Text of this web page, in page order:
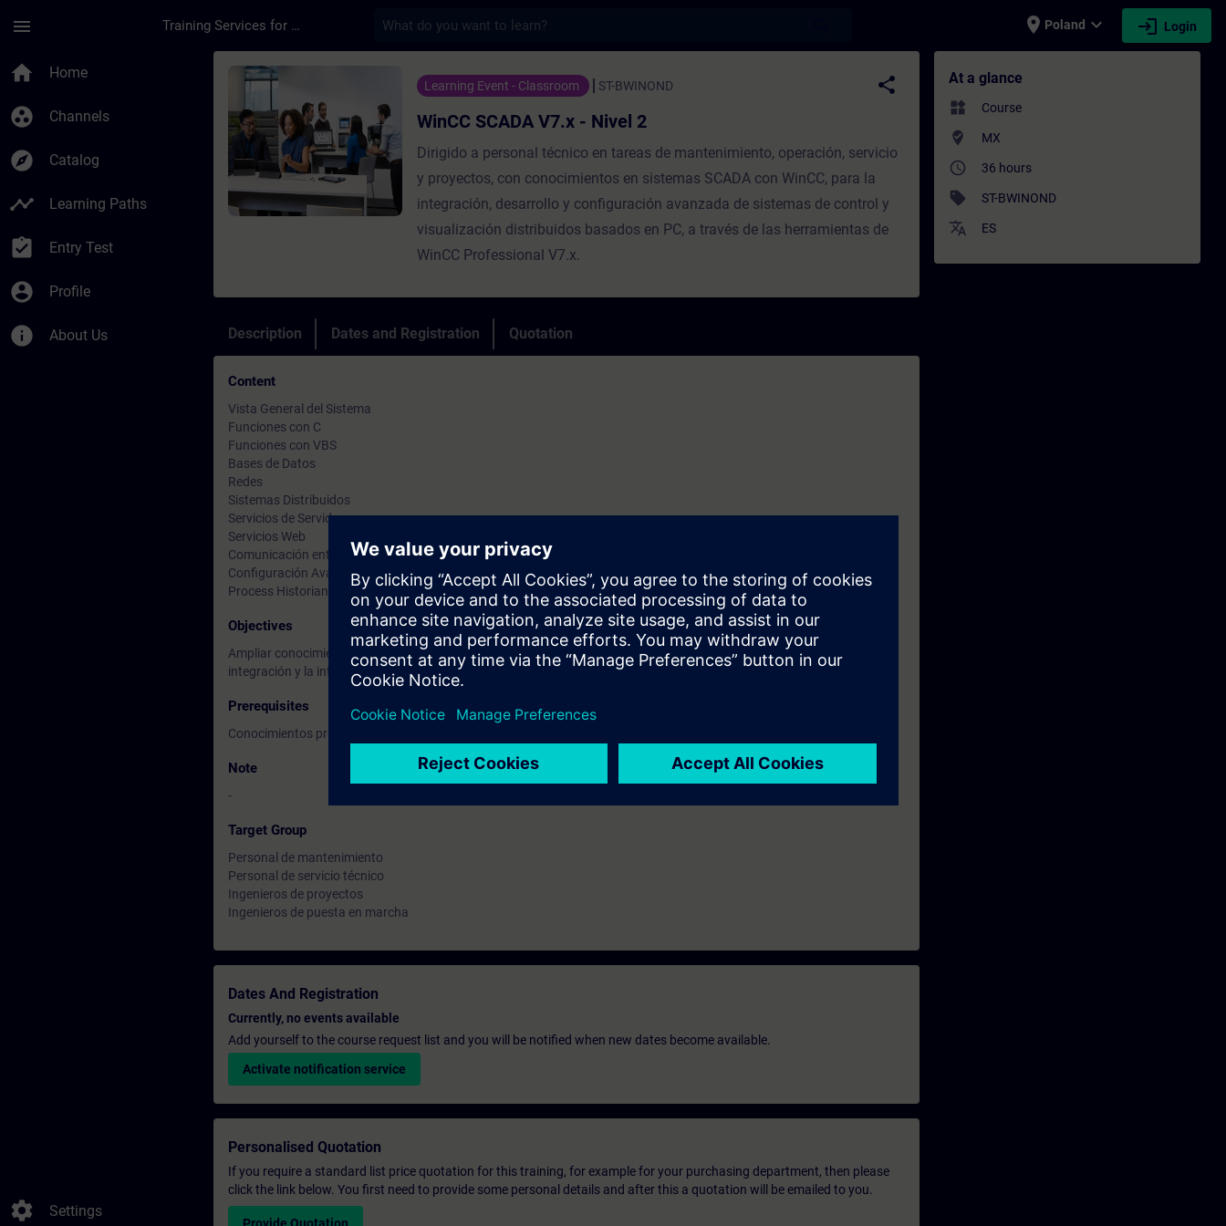
menu Training Services for Digital Industries place Poland expand_more login Login
home Home
group_work Channels
explore Catalog
timeline Learning Paths
assignment_turned_in Entry Test
account_circle Profile
info About Us
settings Settings
Course - WinCC SCADA V7.x - Nivel 2 - Training - Training - Professional development | SITRAIN
Learning Event - Classroom ST-BWINOND
share
WinCC SCADA V7.x - Nivel 2
Dirigido a personal técnico en tareas de mantenimiento, operación, servicio
y proyectos, con conocimientos en sistemas SCADA con WinCC, para la
integración, desarrollo y configuración avanzada de sistemas de control y
visualización distribuidos basados en PC, a través de las herramientas de
WinCC Professional V7.x.
Description Dates and Registration Quotation
Content
Vista General del Sistema
Funciones con C
Funciones con VBS
Bases de Datos
Redes
Sistemas Distribuidos
Servicios de Servidor
Servicios Web
Comunicación entre Sistemas
Configuración Avanzada
Process Historian
Objectives
Ampliar conocimientos y habilidades en sistemas SCADA para la programación avanzada de sistemas distribuidos, su
integración y la interconexión de funciones entre diferentes sistemas.
Prerequisites
Conocimientos previos y/o equivalentes a los cursos WinCC SCADA - Nivel 1 [ST-BWINCCS].
Note
-
Target Group
Personal de mantenimiento
Personal de servicio técnico
Ingenieros de proyectos
Ingenieros de puesta en marcha
Dates And Registration
Currently, no events available
Add yourself to the course request list and you will be notified when new dates become available.
Activate notification service
Personalised Quotation
If you require a standard list price quotation for this training, for example for your purchasing department, then please
click the link below. You first need to provide some personal details and after this a quotation will be emailed to you.
At a glance
widgets Course
where_to_vote MX
access_time 36 hours
sell ST-BWINOND
translate ES